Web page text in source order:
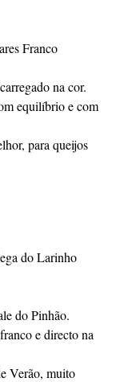
Franco
na cor.
equilíbrio e com
para queijos
do Larinho
do Pinhão.
e directo na
Verão, muito